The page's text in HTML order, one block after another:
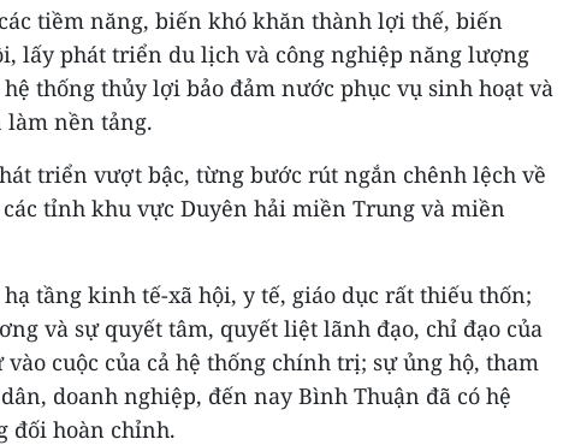
tiềm năng, biến khó khăn thành lợi thế, biến
lấy phát triển du lịch và công nghiệp năng lượng
thống thủy lợi bảo đảm nước phục vụ sinh hoạt và
làm nền tảng.
triển vượt bậc, từng bước rút ngắn chênh lệch về
tỉnh khu vực Duyên hải miền Trung và miền
tầng kinh tế-xã hội, y tế, giáo dục rất thiếu thốn;
và sự quyết tâm, quyết liệt lãnh đạo, chỉ đạo của
vào cuộc của cả hệ thống chính trị; sự ủng hộ, tham
doanh nghiệp, đến nay Bình Thuận đã có hệ
đối hoàn chỉnh.